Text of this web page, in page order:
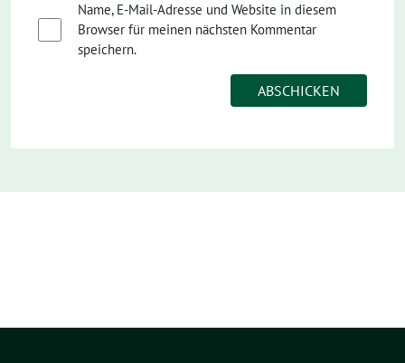
Name, E-Mail-Adresse und Website in diesem
Browser für meinen nächsten Kommentar
speichern.